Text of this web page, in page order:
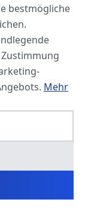
bestmögliche
Mehr